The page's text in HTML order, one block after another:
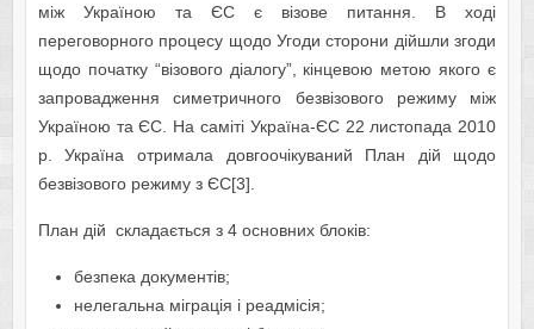
між Україною та ЄС є візове питання. В ході
переговорного процесу щодо Угоди сторони дійшли згоди
щодо початку “візового діалогу”, кінцевою метою якого є
запровадження симетричного безвізового режиму між
Україною та ЄС. На саміті Україна-ЄС 22 листопада 2010
р. Україна отримала довгоочікуваний План дій щодо
безвізового режиму з ЄС[3].
План дій складається з 4 основних блоків:
безпека документів;
нелегальна міграція і реадмісія;